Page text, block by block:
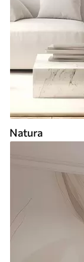
Natura